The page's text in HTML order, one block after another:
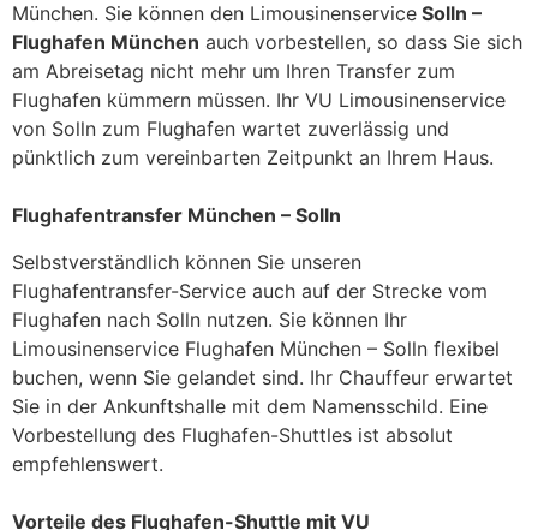
München. Sie können den Limousinenservice Solln –
Flughafen München auch vorbestellen, so dass Sie sich
am Abreisetag nicht mehr um Ihren Transfer zum
Flughafen kümmern müssen. Ihr VU Limousinenservice
von Solln zum Flughafen wartet zuverlässig und
pünktlich zum vereinbarten Zeitpunkt an Ihrem Haus.
Flughafentransfer München – Solln
Selbstverständlich können Sie unseren
Flughafentransfer-Service auch auf der Strecke vom
Flughafen nach Solln nutzen. Sie können Ihr
Limousinenservice Flughafen München – Solln flexibel
buchen, wenn Sie gelandet sind. Ihr Chauffeur erwartet
Sie in der Ankunftshalle mit dem Namensschild. Eine
Vorbestellung des Flughafen-Shuttles ist absolut
empfehlenswert.
Vorteile des Flughafen-Shuttle mit VU